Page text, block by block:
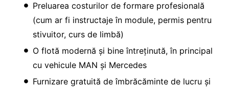
Preluarea costurilor de formare profesională
(cum ar fi instructaje în module, permis pentru
stivuitor, curs de limbă)
O flotă modernă și bine întreținută, în principal
cu vehicule MAN și Mercedes
Furnizare gratuită de îmbrăcăminte de lucru și